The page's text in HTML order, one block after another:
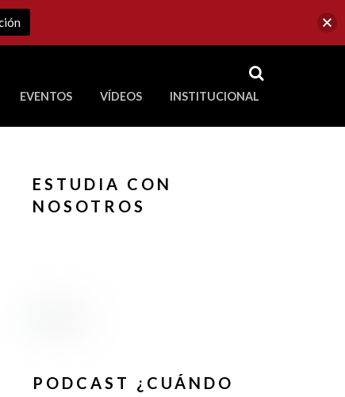
RSS
EVENTOS VÍDEOS INSTITUCIONAL
ESTUDIA CON
NOSOTROS
PODCAST ¿CUÁNDO